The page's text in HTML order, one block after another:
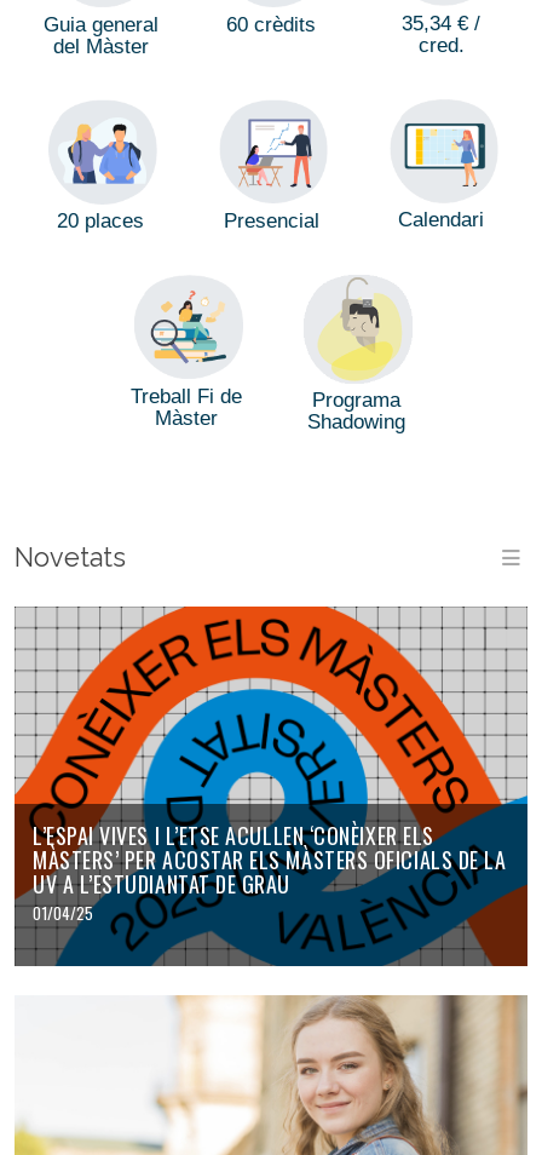
Guia general
del Màster
60 crèdits
35,34 € /
cred.
20 places Presencial Calendari
Treball Fi de
Màster
Programa
Shadowing
Novetats
L’ESPAI VIVES I L’ETSE ACULLEN ‘CONÈIXER ELS
MÀSTERS’ PER ACOSTAR ELS MÀSTERS OFICIALS DE LA
UV A L’ESTUDIANTAT DE GRAU
01/04/25